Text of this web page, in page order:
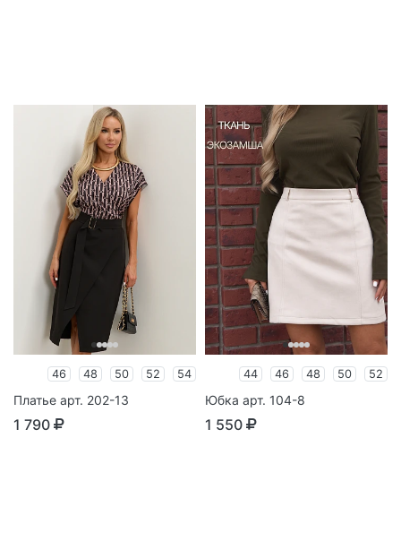
46 48 50 52 54
Платье арт. 202-13
1 790
44 46 48 50 52
Юбка арт. 104-8
1 550